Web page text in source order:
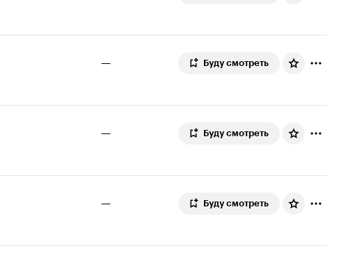
— Буду смотреть
— Буду смотреть
— Буду смотреть